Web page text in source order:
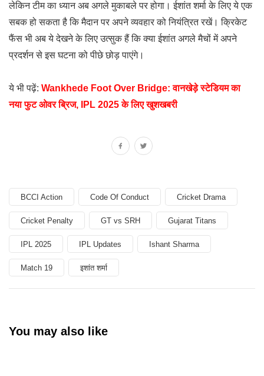
लेकिन टीम का ध्यान अब अगले मुकाबले पर होगा। ईशांत शर्मा के लिए ये एक
सबक हो सकता है कि मैदान पर अपने व्यवहार को नियंत्रित रखें। क्रिकेट
फैंस भी अब ये देखने के लिए उत्सुक हैं कि क्या ईशांत अगले मैचों में अपने
प्रदर्शन से इस घटना को पीछे छोड़ पाएंगे।
ये भी पढ़ें: Wankhede Foot Over Bridge: वानखेड़े स्टेडियम का
नया फुट ओवर ब्रिज, IPL 2025 के लिए खुशखबरी
BCCI Action Code Of Conduct Cricket Drama
Cricket Penalty GT vs SRH Gujarat Titans
IPL 2025 IPL Updates Ishant Sharma
Match 19 इशांत शर्मा
You may also like